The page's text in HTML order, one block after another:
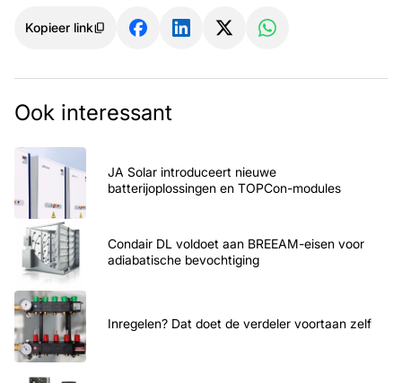
Kopieer link
Ook interessant
JA Solar introduceert nieuwe
batterijoplossingen en TOPCon-modules
Condair DL voldoet aan BREEAM-eisen voor
adiabatische bevochtiging
Inregelen? Dat doet de verdeler voortaan zelf